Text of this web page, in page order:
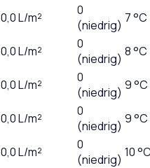
0,0L/m²
0
(niedrig) 7 °C
0,0L/m²
0
(niedrig) 8 °C
0,0L/m²
0
(niedrig) 9 °C
0,0L/m²
0
(niedrig) 9 °C
0,0L/m²
0
(niedrig) 10